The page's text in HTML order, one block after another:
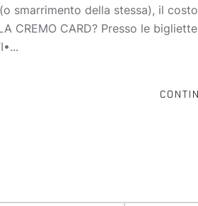
smarrimento della stessa), il costo
LA CREMO CARD? Presso le